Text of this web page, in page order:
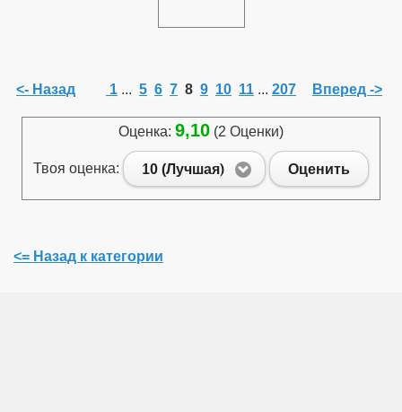
<- Назад 1 ... 5 6 7 8 9 10 11 ... 207 Вперед ->
Оценка: 9,10 (2 Оценки)
Твоя оценка: 10 (Лучшая) Оценить
<= Назад к категории